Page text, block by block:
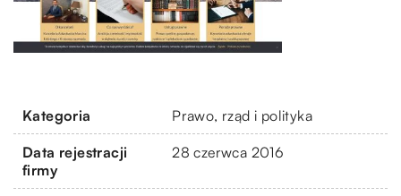
Kategoria Prawo, rząd i polityka
Data rejestracji
firmy
28 czerwca 2016